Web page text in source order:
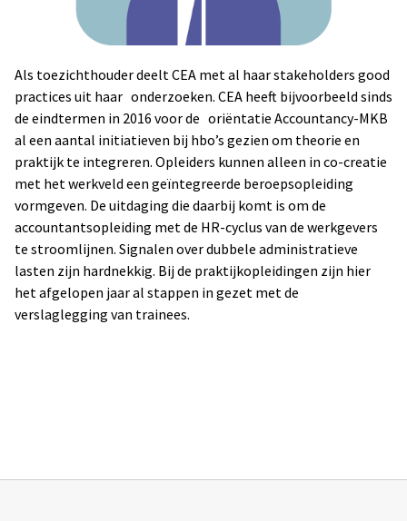
Als toezichthouder deelt CEA met al haar stakeholders good
practices uit haar onderzoeken. CEA heeft bijvoorbeeld sinds
de eindtermen in 2016 voor de oriëntatie Accountancy-MKB
al een aantal initiatieven bij hbo’s gezien om theorie en
praktijk te integreren. Opleiders kunnen alleen in co-creatie
met het werkveld een geïntegreerde beroepsopleiding
vormgeven. De uitdaging die daarbij komt is om de
accountantsopleiding met de HR-cyclus van de werkgevers
te stroomlijnen. Signalen over dubbele administratieve
lasten zijn hardnekkig. Bij de praktijkopleidingen zijn hier
het afgelopen jaar al stappen in gezet met de
verslaglegging van trainees.